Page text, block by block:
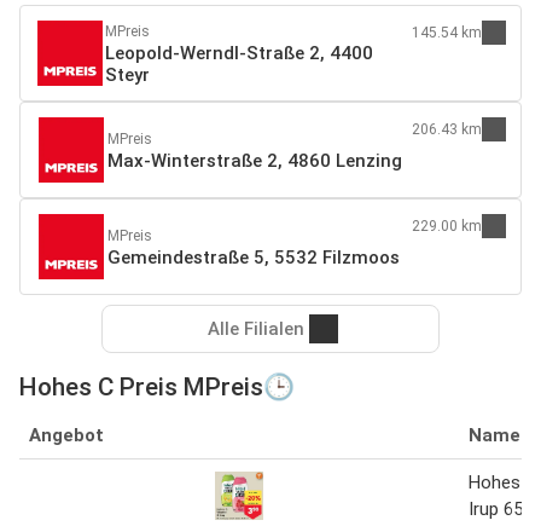
MPreis
Leopold-Werndl-Straße 2, 4400
Steyr
145.54 km
MPreis
Max-Winterstraße 2, 4860 Lenzing
206.43 km
MPreis
Gemeindestraße 5, 5532 Filzmoos
229.00 km
Alle Filialen
Hohes C Preis MPreis🕒
Angebot Name
Hohes
Irup 65